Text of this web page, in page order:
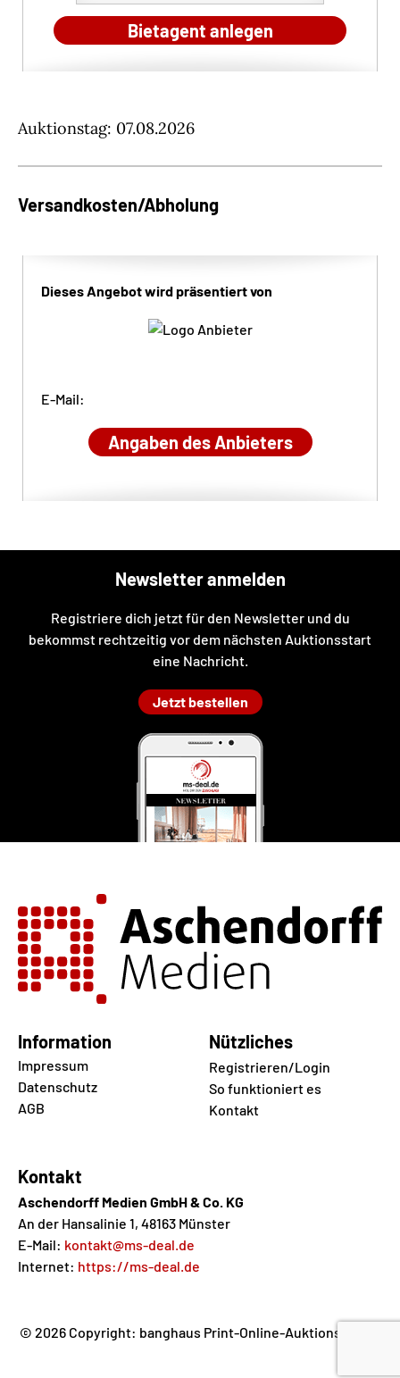
Bietagent anlegen
Auktionstag: 07.08.2026
Versandkosten/Abholung
Dieses Angebot wird präsentiert von
E-Mail:
Angaben des Anbieters
Newsletter anmelden
Registriere dich jetzt für den Newsletter und du
bekommst rechtzeitig vor dem nächsten Auktionsstart
eine Nachricht.
Jetzt bestellen
Information
Impressum
Datenschutz
AGB
Nützliches
Registrieren/Login
So funktioniert es
Kontakt
Kontakt
Aschendorff Medien GmbH & Co. KG
An der Hansalinie 1, 48163 Münster
E-Mail: kontakt@ms-deal.de
Internet: https://ms-deal.de
© 2026 Copyright: banghaus Print-Online-Auktions GmbH